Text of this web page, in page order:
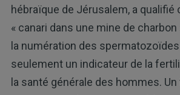
hébraïque de Jérusalem, a
« canari dans une mine de charbon
la numération des
seulement un indicateur de la
la santé générale des hommes.